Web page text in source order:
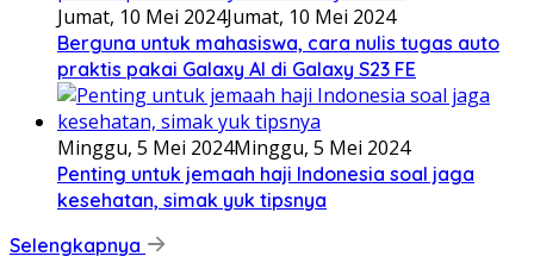
Jumat, 10 Mei 2024Jumat, 10 Mei 2024
Berguna untuk mahasiswa, cara nulis tugas auto
praktis pakai Galaxy AI di Galaxy S23 FE
Minggu, 5 Mei 2024Minggu, 5 Mei 2024
Penting untuk jemaah haji Indonesia soal jaga
kesehatan, simak yuk tipsnya
Selengkapnya